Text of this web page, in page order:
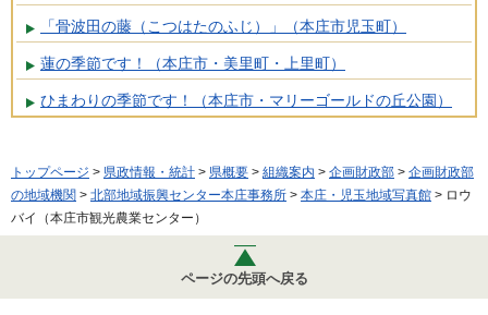
「骨波田の藤（こつはたのふじ）」（本庄市児玉町）
蓮の季節です！（本庄市・美里町・上里町）
ひまわりの季節です！（本庄市・マリーゴールドの丘公園）
トップページ > 県政情報・統計 > 県概要 > 組織案内 > 企画財政部 > 企画財政部
の地域機関 > 北部地域振興センター本庄事務所 > 本庄・児玉地域写真館 > ロウ
バイ（本庄市観光農業センター）
ページの先頭へ戻る